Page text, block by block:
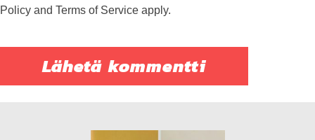
Policy and Terms of Service apply.